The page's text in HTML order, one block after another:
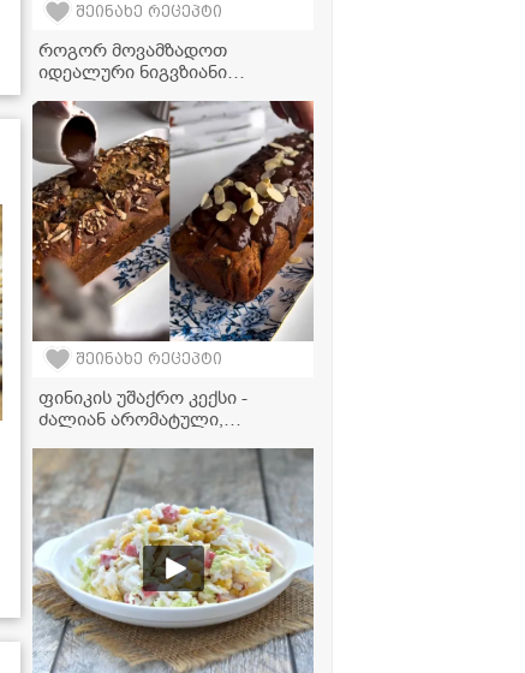
შეინახე რეცეპტი
როგორ მოვამზადოთ
იდეალური ნიგვზიანი
რეცეპტი
შეინახე რეცეპტი
ფინიკის უშაქრო კექსი -
ძალიან არომატული,
დესერტი